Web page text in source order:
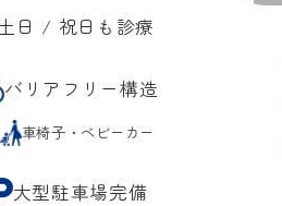
土日 / 祝日も診療
バリアフリー構造
車椅子・ベビーカー
大型駐車場完備